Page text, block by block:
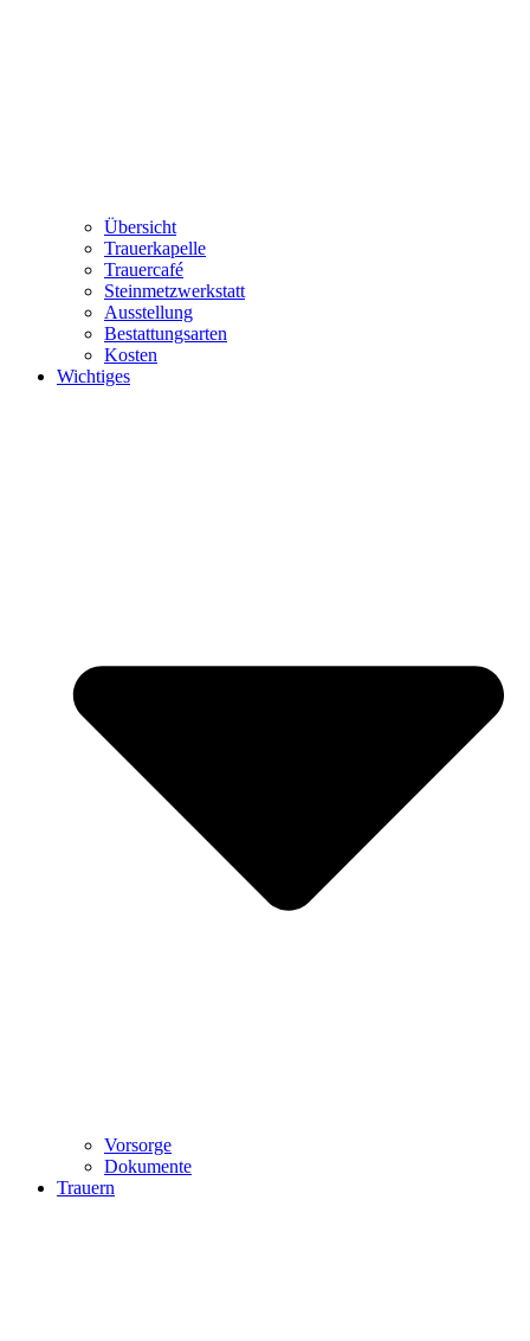
Übersicht
Trauerkapelle
Trauercafé
Steinmetzwerkstatt
Ausstellung
Bestattungsarten
Kosten
Wichtiges
Vorsorge
Dokumente
Trauern